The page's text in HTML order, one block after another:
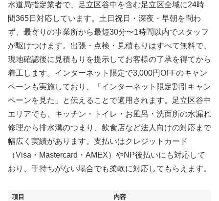
水道局指定業者で、足立区谷中を含む足立区全域に24時
間365日対応しています。土日祝日・深夜・早朝を問わ
ず、最寄りの事業所から最短30分〜1時間以内でスタッフ
が駆けつけます。出張・点検・見積もりはすべて無料で、
現地確認後に見積もりを提示してお客様の了承を得てから
着工します。インターネット限定で3,000円OFFのキャン
ペーンも実施しており、「インターネット限定割引キャン
ペーンを見た」と伝えることで適用されます。足立区谷中
エリアでも、キッチン・トイレ・お風呂・洗面所の水漏れ
修理から排水溝のつまり、飲食店など法人向けの対応まで
幅広く実績があります。支払いはクレジットカード
（Visa・Mastercard・AMEX）やNP後払いにも対応して
おり、手持ちがない場合でも柔軟に対応してもらえます。
項目 内容